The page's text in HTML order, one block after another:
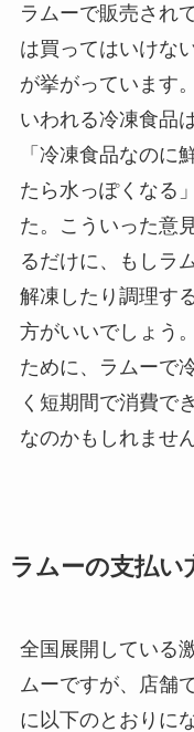
ラムーで販売され
は買ってはいけな
が挙がっています
いわれる冷凍食品
「冷凍食品なのに
たら水っぽくなる
た。こういった意
るだけに、もしラ
解凍したり調理す
方がいいでしょう
ために、ラムーで
く短期間で消費で
なのかもしれません
ラムーの支払い
全国展開している
ムーですが、店舗
に以下のとおりに